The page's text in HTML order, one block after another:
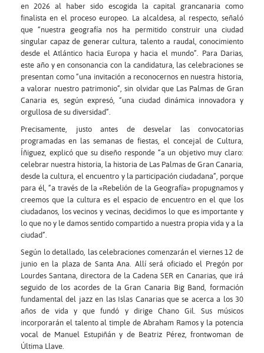
en 2026 al haber sido escogida la capital grancanaria como
finalista en el proceso europeo. La alcaldesa, al respecto, señaló
que “nuestra geografía nos ha permitido construir una ciudad
singular capaz de generar cultura, talento a raudal, conocimiento
desde el Atlántico hacia Europa y hacia el mundo”. Para Darias,
este año y en consonancia con la candidatura, las celebraciones se
presentan como “una invitación a reconocernos en nuestra historia,
a valorar nuestro patrimonio”, sin olvidar que Las Palmas de Gran
Canaria es, según expresó, “una ciudad dinámica innovadora y
orgullosa de su diversidad”.
Precisamente, justo antes de desvelar las convocatorias
programadas en las semanas de fiestas, el concejal de Cultura,
Íñiguez, explicó que su diseño responde “a un objetivo muy claro:
celebrar nuestra historia, la historia de Las Palmas de Gran Canaria,
desde la cultura, el encuentro y la participación ciudadana”, porque
para él, “a través de la «Rebelión de la Geografía» propugnamos y
creemos que la cultura es el espacio de encuentro en el que los
ciudadanos, los vecinos y vecinas, decidimos lo que es importante y
lo que no y le damos sentido compartido a nuestra propia vida y a la
ciudad”.
Según lo detallado, las celebraciones comenzarán el viernes 12 de
junio en la plaza de Santa Ana. Allí será oficiado el Pregón por
Lourdes Santana, directora de la Cadena SER en Canarias, que irá
seguido de los acordes de la Gran Canaria Big Band, formación
fundamental del jazz en las Islas Canarias que se acerca a los 30
años de vida y que fundó y dirige Chano Gil. Sus músicos
incorporarán el talento al timple de Abraham Ramos y la potencia
vocal de Manuel Estupiñán y de Beatriz Pérez, frontwoman de
Última Llave.